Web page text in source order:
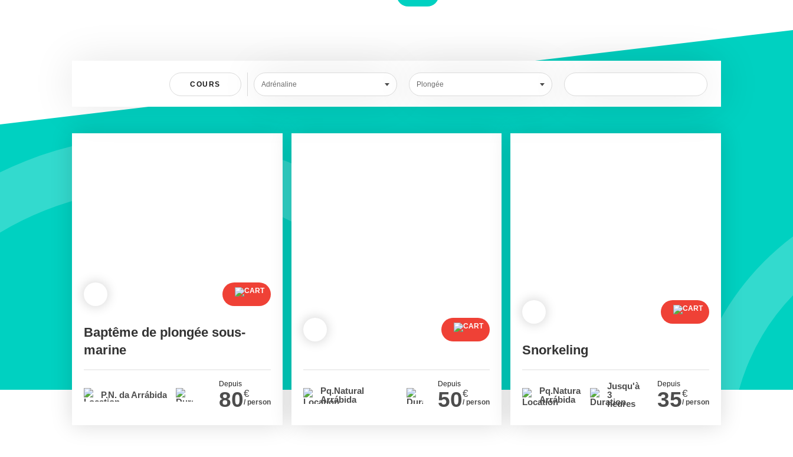
COURS Adrénaline Plongée
Baptême de plongée sous-
marine
P.N. da Arrábida
Depuis
80€
/ person
Pq.Natural
Arrábida
Depuis
50€
/ person
Snorkeling
Pq.Natural
Arrábida
Jusqu'à
3
heures
Depuis
35€
/ person